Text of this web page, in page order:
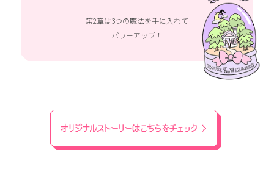
第2章は3つの魔法を手に入れて
パワーアップ！